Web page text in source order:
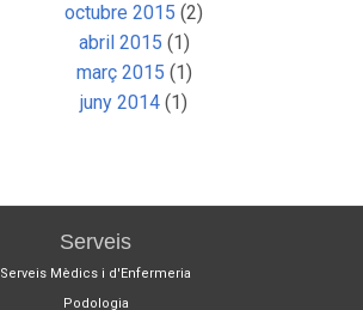
octubre 2015 (2)
abril 2015 (1)
març 2015 (1)
juny 2014 (1)
Serveis
Serveis Mèdics i d'Enfermeria
Podologia